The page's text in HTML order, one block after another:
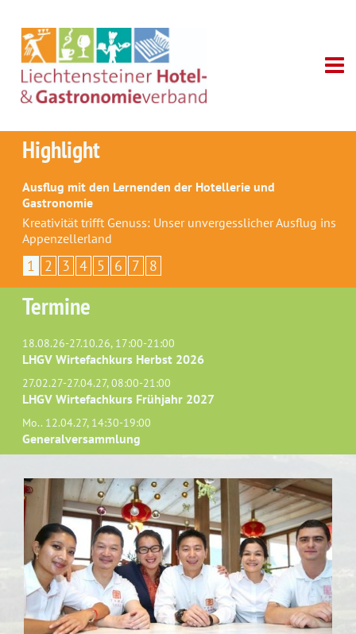
Highlight
Ausflug mit den Lernenden der Hotellerie und
Gastronomie
Kreativität trifft Genuss: Unser unvergesslicher Ausflug ins
Appenzellerland
1 2 3 4 5 6 7 8
Termine
18.08.26-27.10.26, 17:00-21:00
LHGV Wirtefachkurs Herbst 2026
27.02.27-27.04.27, 08:00-21:00
LHGV Wirtefachkurs Frühjahr 2027
Mo.. 12.04.27, 14:30-19:00
Generalversammlung